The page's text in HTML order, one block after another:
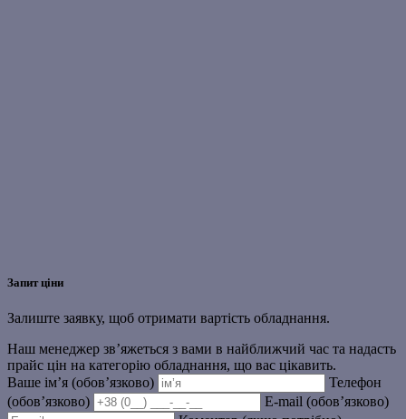
Запит ціни
Залиште заявку, щоб отримати вартість обладнання.
Наш менеджер зв’яжеться з вами в найближчий час та надасть
прайс цін на категорію обладнання, що вас цікавить.
Ваше ім’я (обов’язково)
Телефон
(обов’язково)
E-mail (обов’язково)